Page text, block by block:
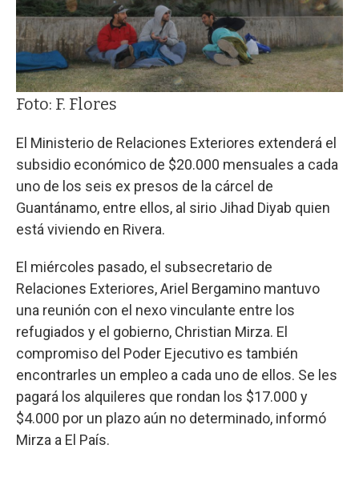
Foto: F. Flores
El Ministerio de Relaciones Exteriores extenderá el
subsidio económico de $20.000 mensuales a cada
uno de los seis ex presos de la cárcel de
Guantánamo, entre ellos, al sirio Jihad Diyab quien
está viviendo en Rivera.
El miércoles pasado, el subsecretario de
Relaciones Exteriores, Ariel Bergamino mantuvo
una reunión con el nexo vinculante entre los
refugiados y el gobierno, Christian Mirza. El
compromiso del Poder Ejecutivo es también
encontrarles un empleo a cada uno de ellos. Se les
pagará los alquileres que rondan los $17.000 y
$4.000 por un plazo aún no determinado, informó
Mirza a El País.